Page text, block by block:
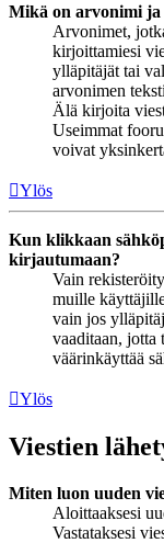
Mikä on arvonimi ja
Arvonimet,
kirjoittamiesi
ylläpitäjät tai
arvonimen
Älä kirjoita
Useimmat
voivat
Ylös
Kun klikkaan
kirjautumaan?
Vain
muille
vain jos
vaaditaan, jotta
väärinkäyttää
Ylös
Viestien
Miten luon uuden
Aloittaaksesi
Vastataksesi